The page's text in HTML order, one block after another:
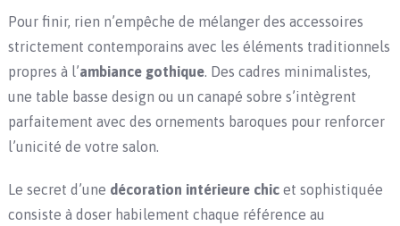
Pour finir, rien n’empêche de mélanger des accessoires
strictement contemporains avec les éléments traditionnels
propres à l’ambiance gothique. Des cadres minimalistes,
une table basse design ou un canapé sobre s’intègrent
parfaitement avec des ornements baroques pour renforcer
l’unicité de votre salon.
Le secret d’une décoration intérieure chicet sophistiquée
consiste à doser habilement chaque référence au